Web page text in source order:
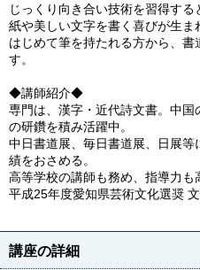
じっくり向き合い技術を習得す
紙や美しい文字を書く喜びが生ま
はじめて筆を持たれる方から、書
す。
◆講師紹介◆
専門は、漢字・近代詩文書。中
の研鑽を積み活躍中。
中日書道展、毎日書道展、日展
績をおさめる。
高等学校の講師も務め、指導力も
平成25年度愛知県芸術文化選奨 文
講座の詳細